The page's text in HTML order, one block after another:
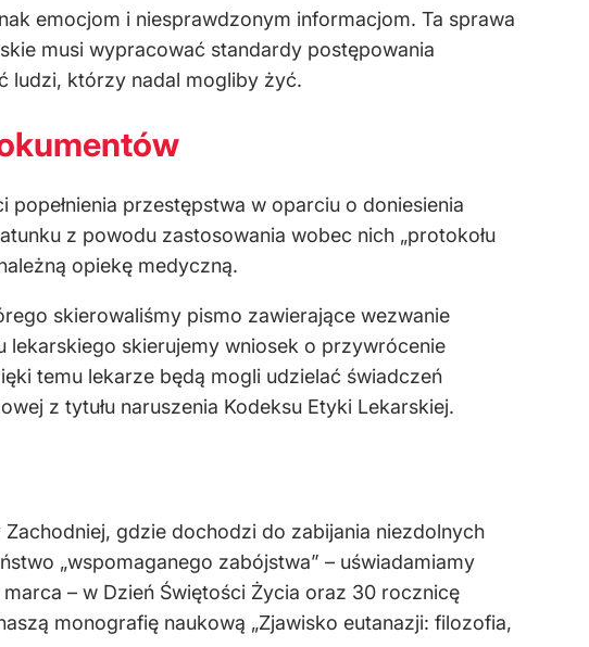
emocjom i niesprawdzonym informacjom. Ta sprawa
musi wypracować standardy postępowania
ludzi, którzy nadal mogliby żyć.
przestępstwa w oparciu o doniesienia
z powodu zastosowania wobec nich „protokołu
opiekę medyczną.
skierowaliśmy pismo zawierające wezwanie
skierujemy wniosek o przywrócenie
temu lekarze będą mogli udzielać świadczeń
z tytułu naruszenia Kodeksu Etyki Lekarskiej.
gdzie dochodzi do zabijania niezdolnych
„wspomaganego zabójstwa” – uświadamiamy
– w Dzień Świętości Życia oraz 30 rocznicę
monografię naukową „Zjawisko eutanazji: filozofia,